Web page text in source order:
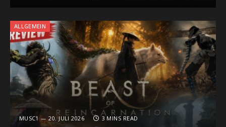
ALLGEMEIN
MUSC1 20. JULI 2026 3 MINS READ